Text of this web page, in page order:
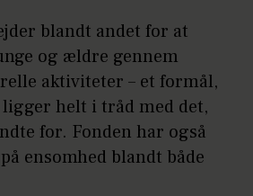
blandt andet for at
og ældre gennem
aktiviteter – et formål,
helt i tråd med det,
for. Fonden har også
ensomhed blandt både